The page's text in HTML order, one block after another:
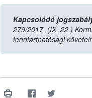
Kapcsolódó
279/2017. (IX. 22.)
fenntarthatósági